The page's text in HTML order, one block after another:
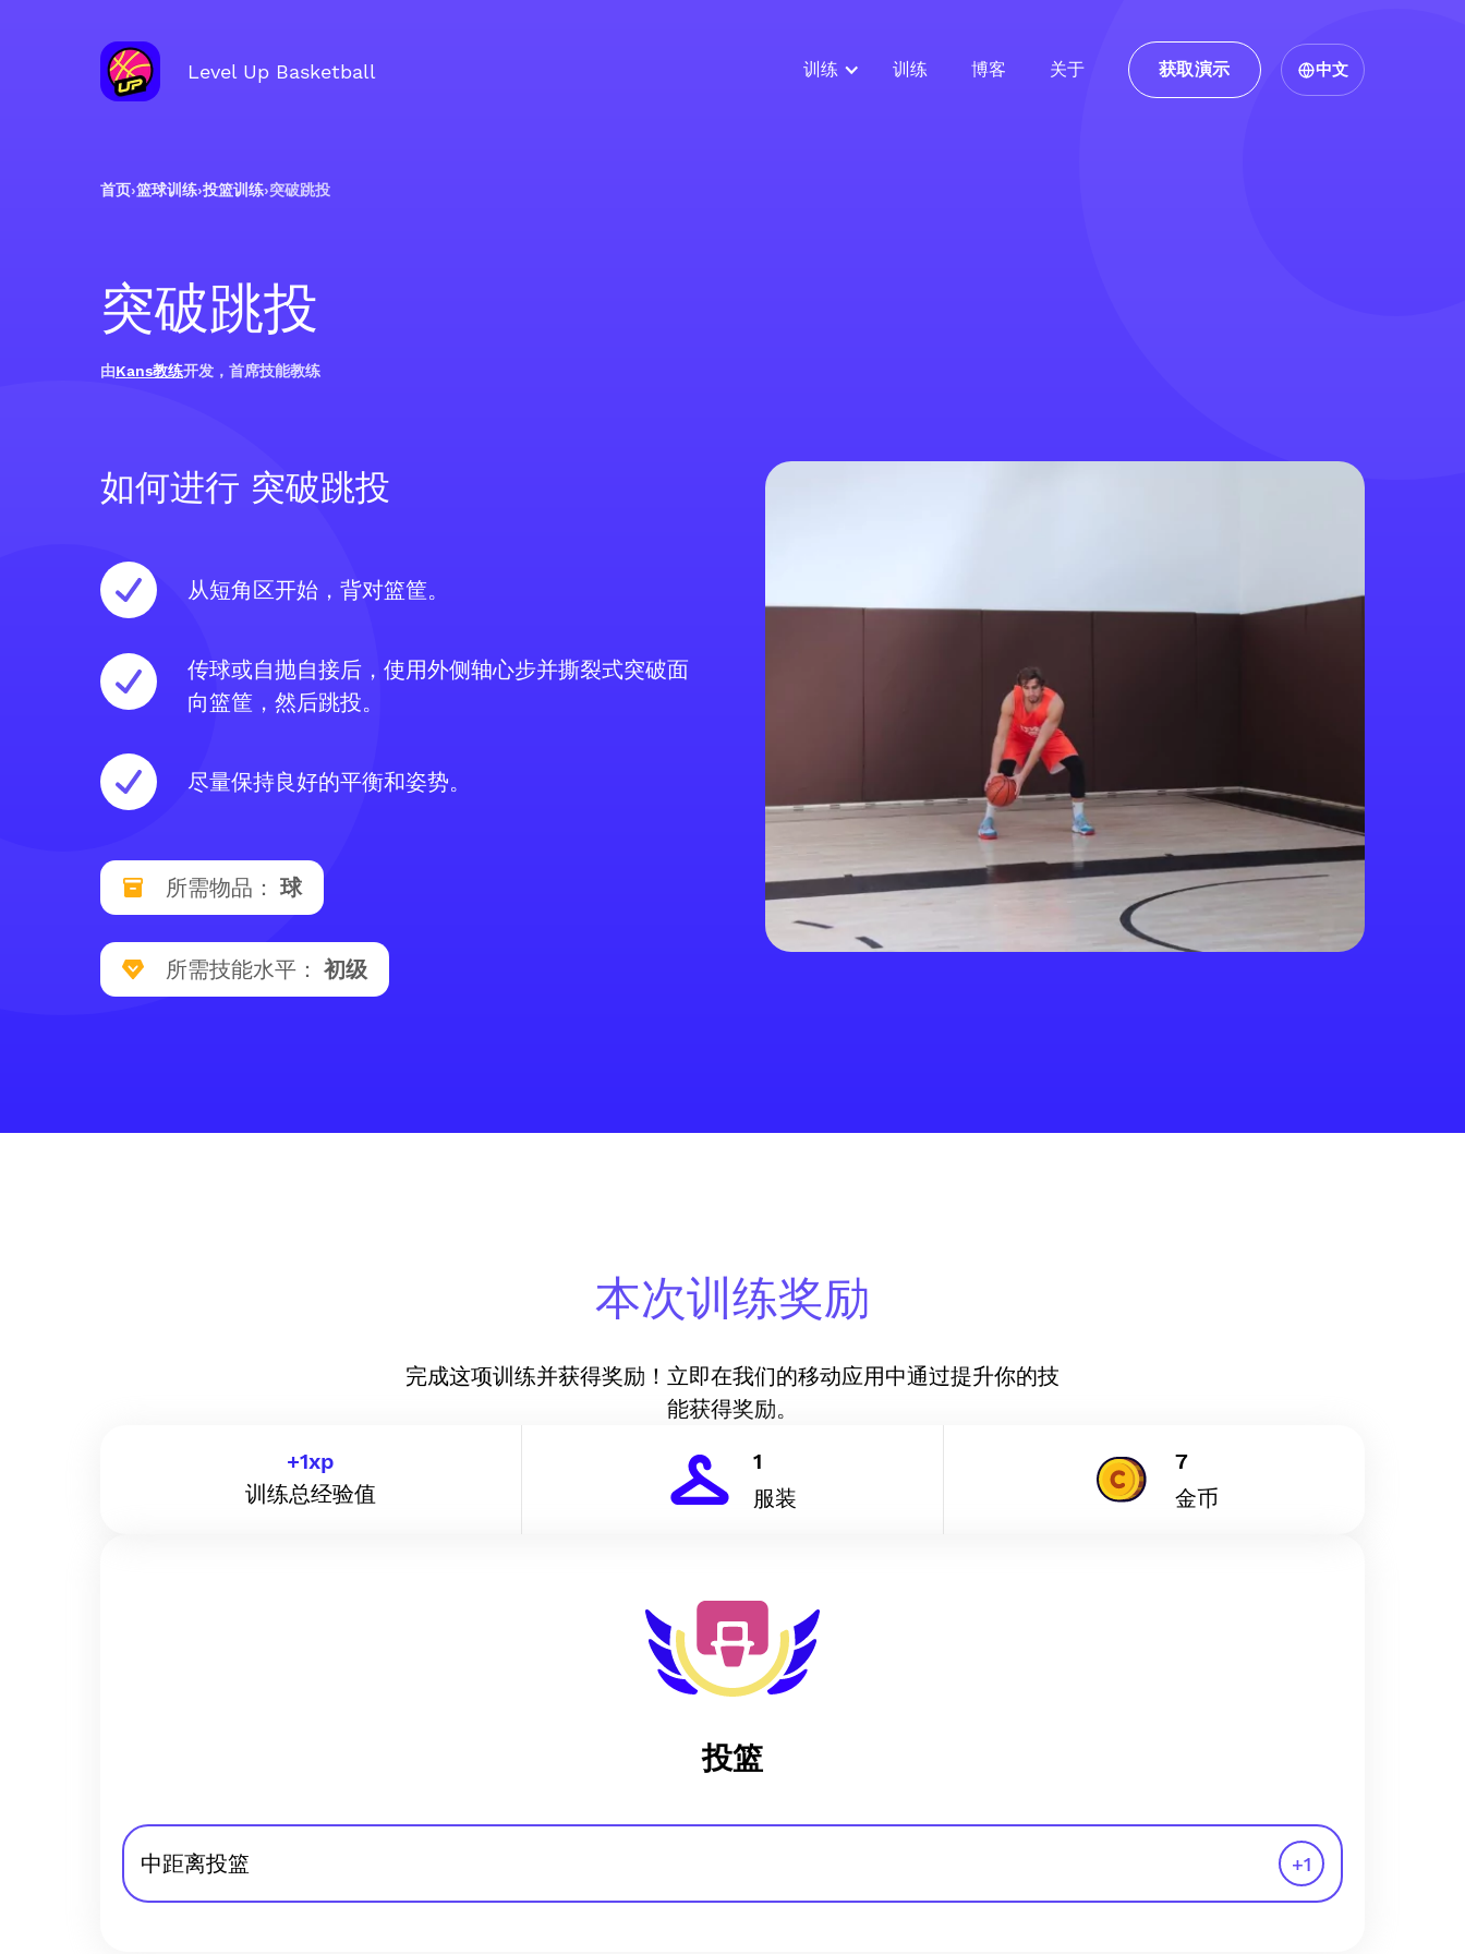
Level Up Basketball 训练 训练 博客 关于 获取演示 中文
首页›篮球训练›投篮训练›突破跳投
突破跳投
由Kans教练开发，首席技能教练
如何进行 突破跳投
从短角区开始，背对篮筐。
传球或自抛自接后，使用外侧轴心步并撕裂式突破面
向篮筐，然后跳投。
尽量保持良好的平衡和姿势。
所需物品： 球
所需技能水平： 初级
本次训练奖励
完成这项训练并获得奖励！立即在我们的移动应用中通过提升你的技
能获得奖励。
+1xp
训练总经验值
1
服装
7
金币
投篮
中距离投篮 +1